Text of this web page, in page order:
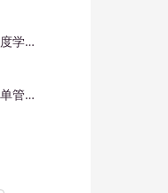
大数据时代的客服转型：深度学习技术在ChatGPT中的应用
企业如何选择工单系统，工单管理系统常见功能有哪些？